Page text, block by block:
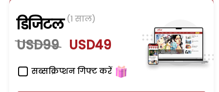
डिजिटल (1 साल)
USD99 USD49
सब्सक्रिप्शन गिफ्ट करें